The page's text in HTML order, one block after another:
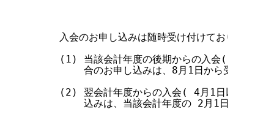
入会のお申し込みは随時受け付けておりますが
(1) 当該会計年度の後期からの入会( 10月1日
合のお申し込みは、8月1日から受け付け致
(2) 翌会計年度からの入会( 4月1日以降の入
込みは、当該会計年度の 2月1日から受け